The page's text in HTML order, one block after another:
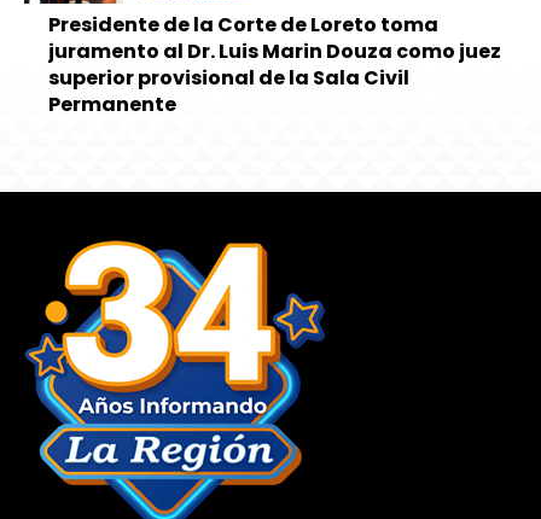
Presidente de la Corte de Loreto toma
juramento al Dr. Luis Marin Douza como juez
superior provisional de la Sala Civil
Permanente